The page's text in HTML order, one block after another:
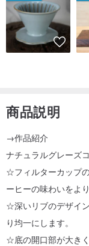
商品説明
→作品紹介
ナチュラルグレーズ
☆フィルターカップ
ーヒーの味わいをよ
☆深いリブのデザイ
り均一にします。
☆底の開口部が大き